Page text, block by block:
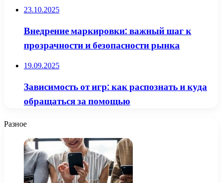
23.10.2025
Внедрение маркировки: важный шаг к
прозрачности и безопасности рынка
19.09.2025
Зависимость от игр: как распознать и куда
обращаться за помощью
Разное